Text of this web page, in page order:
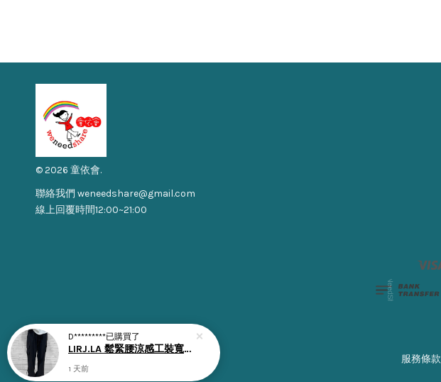
© 2026 童依會.
聯絡我們 weneedshare@gmail.com
線上回覆時間12:00~21:00
服務條款